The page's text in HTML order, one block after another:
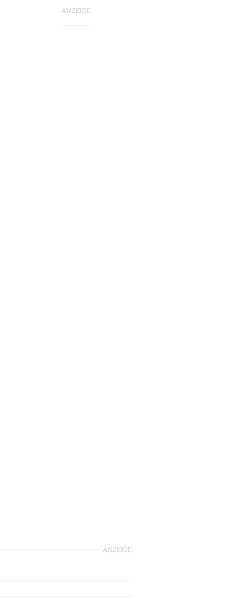
ANZEIGE
ANZEIGE